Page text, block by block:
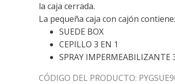
la caja cerrada.
La pequeña caja con cajón contiene:
SUEDE BOX
CEPILLO 3 EN 1
SPRAY IMPERMEABILIZANTE
CÓDIGO DEL PRODUCTO: